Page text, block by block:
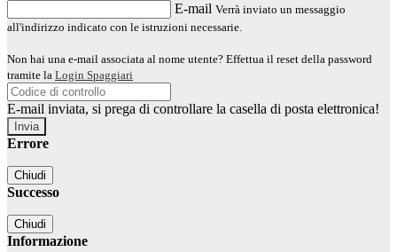
E-mail Verrà inviato un messaggio
all'indirizzo indicato con le istruzioni necessarie.
Non hai una e-mail associata al nome utente? Effettua il reset della password
tramite la Login Spaggiari
E-mail inviata, si prega di controllare la casella di posta elettronica!
Errore
Chiudi
Successo
Chiudi
Informazione